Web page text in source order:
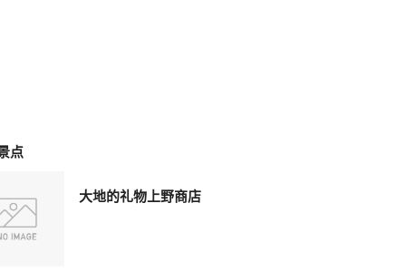
点
大地的礼物上野商店